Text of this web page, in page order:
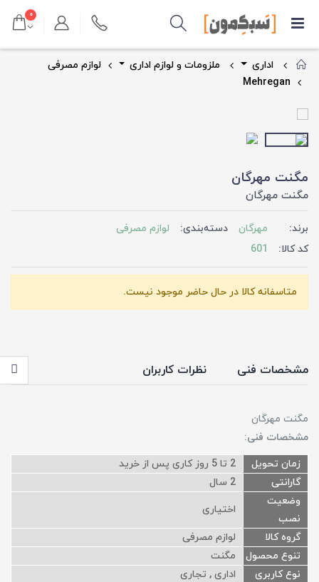
۰
اداری ملزومات و لوازم اداری
لوازم مصرفی
Mehregan
مگنت مهرگان
مگنت مهرگان
برند: مهرگان دسته‌بندی:
لوازم مصرفی
کد کالا:
601
متاسفانه کالا در حال حاضر موجود نیست.
مشخصات فنی نظرات کاربران
مگنت مهرگان
مشخصات فنی:
زمان تحویل
2 تا 5 روز کاری پس از خرید
گارانتی
2 سال
وضعیت
نصب
اختیاری
گروه کالا
لوازم مصرفی
تنوع محصول
مگنت
نوع کاربری
اداری , تجاری